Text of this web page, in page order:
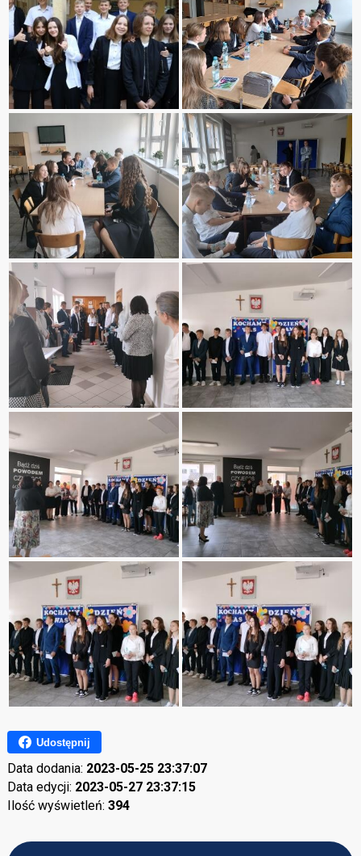
Udostępnij
Data dodania: 2023-05-25 23:37:07
Data edycji: 2023-05-27 23:37:15
Ilość wyświetleń: 394